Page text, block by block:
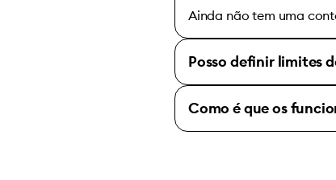
Ainda não tem uma
Posso definir limites
Como é que os